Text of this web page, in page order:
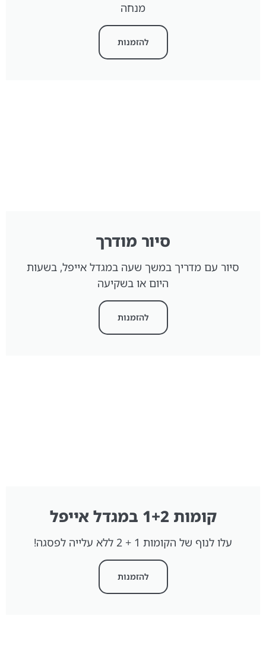
מנחה
להזמנות
סיור מודרך
סיור עם מדריך במשך שעה במגדל אייפל, בשעות
היום או בשקיעה
להזמנות
קומות 1+2 במגדל אייפל
עלו לנוף של הקומות 1 + 2 ללא עלייה לפסגה!
להזמנות